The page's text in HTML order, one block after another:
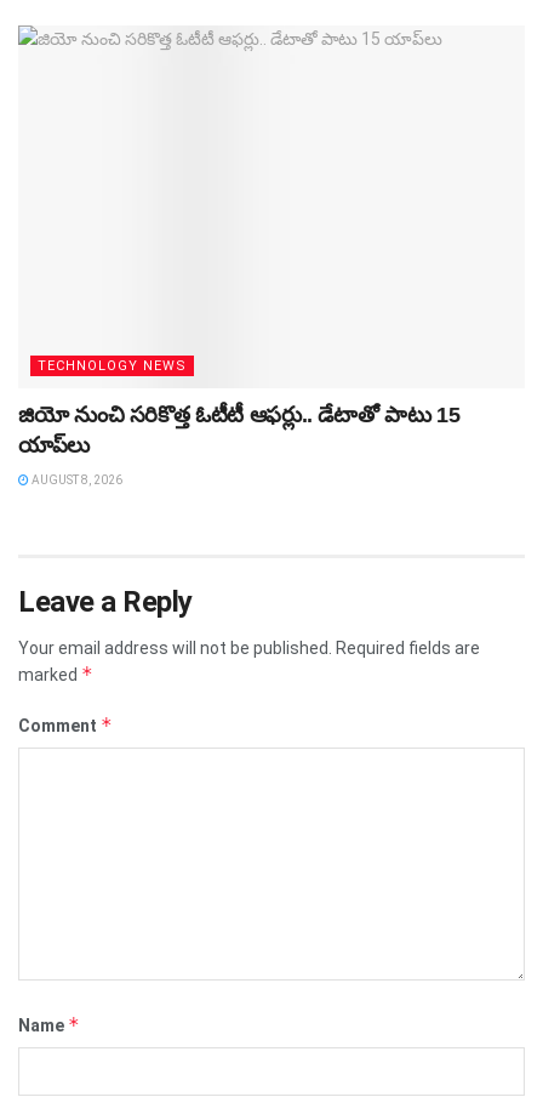
TECHNOLOGY NEWS
జియో నుంచి సరికొత్త ఓటీటీ ఆఫర్లు.. డేటాతో పాటు 15
యాప్‌లు
AUGUST 8, 2026
Leave a Reply
Your email address will not be published.
Required fields are
marked *
Comment *
Name *